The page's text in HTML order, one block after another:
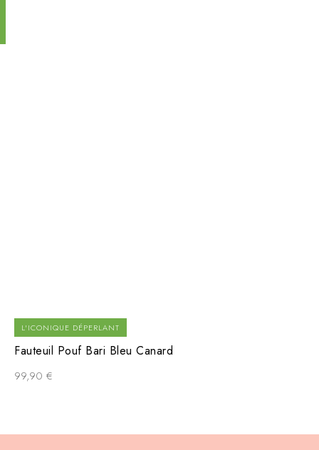
L'ICONIQUE DÉPERLANT
Fauteuil Pouf Bari Bleu Canard
99,90 €